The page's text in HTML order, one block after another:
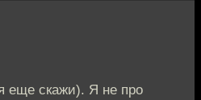
еще скажи). Я не про